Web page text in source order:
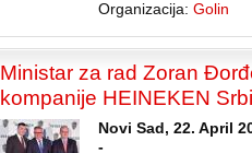
Organizacija: Golin
Ministar za rad Zoran
kompanije HEINEKEN
Novi Sad, 22. April
-